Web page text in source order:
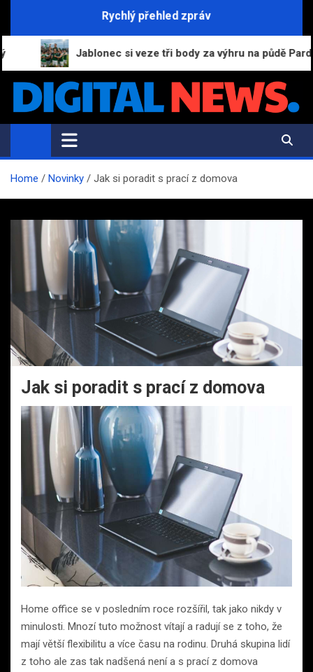
Rychlý přehled zpráv
Jablonec si veze tři body za výhru na půdě Pardubic
Digital-News.cz
Informační a zpravodajský portál
Home Novinky Jak si poradit s prací z domova
Jak si poradit s prací z domova
Home office se v posledním roce rozšířil, tak jako nikdy v
minulosti. Mnozí tuto možnost vítají a radují se z toho, že
mají větší flexibilitu a více času na rodinu. Druhá skupina lidí
z toho ale zas tak nadšená není a s prací z domova